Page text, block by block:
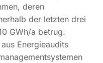
deren
der letzten drei
GWh/a betrug.
Energieaudits